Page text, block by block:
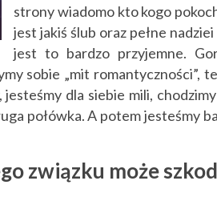
strony wiadomo kto kogo
jest jakiś ślub oraz pełne
jest to bardzo przyjemne.
sobie „mit romantyczności”,
dla siebie mili,
połówka. A potem jesteśmy
związku może